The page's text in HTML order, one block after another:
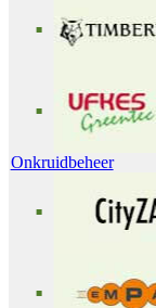
Onkruidbeheer